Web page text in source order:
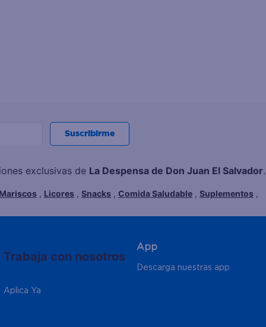
Suscribirme
exclusivas de La Despensa de Don Juan El Salvador.
Mariscos , Licores , Snacks , Comida Saludable , Suplementos ,
Trabaja con nosotros
Aplica Ya
App
Descarga nuestras app